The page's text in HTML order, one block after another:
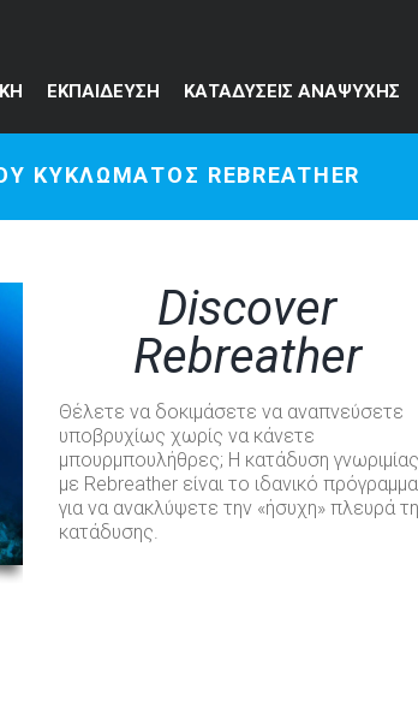
ΕΚΠΑΙΔΕΥΣΗ ΚΑΤΑΔΥΣΕΙΣ ΑΝΑΨΥΧΗΣ
ΚΥΚΛΩΜΑΤΟΣ REBREATHER
Discover
Rebreather
Θέλετε να δοκιμάσετε να αναπνεύσετε
υποβρυχίως χωρίς να κάνετε
μπουρμπουλήθρες; Η κατάδυση γνωριμίας
με Rebreather είναι το ιδανικό πρόγραμμα
για να ανακλύψετε την «ήσυχη» πλευρά
κατάδυσης.